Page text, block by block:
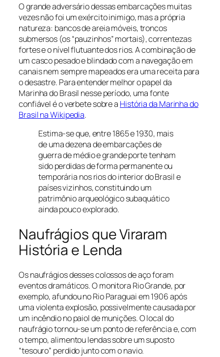
O grande adversário dessas embarcações muitas
vezes não foi um exército inimigo, mas a própria
natureza: bancos de areia móveis, troncos
submersos (os “pauzinhos” mortais), correntezas
fortes e o nível flutuante dos rios. A combinação de
um casco pesado e blindado com a navegação em
canais nem sempre mapeados era uma receita para
o desastre. Para entender melhor o papel da
Marinha do Brasil nesse período, uma fonte
confiável é o verbete sobre a História da Marinha do
Brasil na Wikipedia.
Estima-se que, entre 1865 e 1930, mais
de uma dezena de embarcações de
guerra de médio e grande porte tenham
sido perdidas de forma permanente ou
temporária nos rios do interior do Brasil e
países vizinhos, constituindo um
patrimônio arqueológico subaquático
ainda pouco explorado.
Naufrágios que Viraram
História e Lenda
Os naufrágios desses colossos de aço foram
eventos dramáticos. O monitora Rio Grande, por
exemplo, afundou no Rio Paraguai em 1906 após
uma violenta explosão, possivelmente causada por
um incêndio no paiol de munições. O local do
naufrágio tornou-se um ponto de referência e, com
o tempo, alimentou lendas sobre um suposto
“tesouro” perdido junto com o navio.